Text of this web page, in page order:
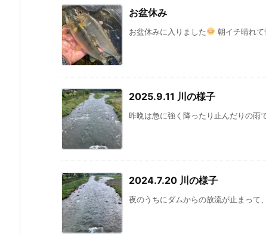
お盆休み
お盆休みに入りました 朝イチ晴れ
2025.9.11 川の様子
昨晩は急に強く降ったり止んだりの雨
2024.7.20 川の様子
夜のうちにダムからの放流が止まって